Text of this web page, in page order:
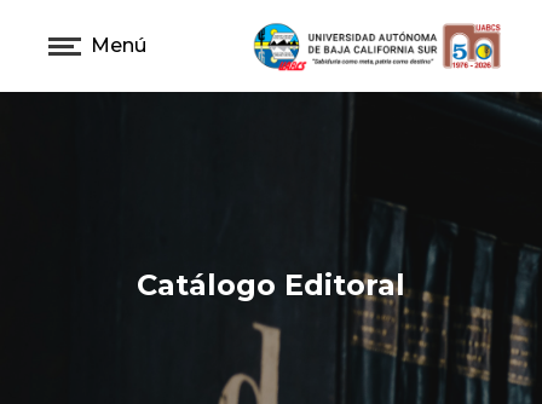
Menú
Catálogo Editoral